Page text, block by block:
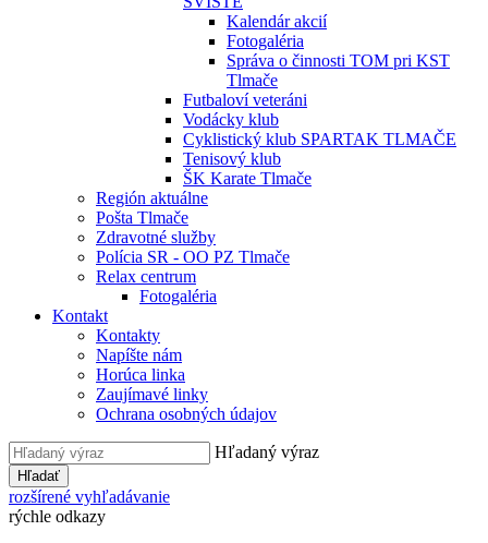
Kalendár akcií
Fotogaléria
Správa o činnosti TOM pri KST
Tlmače
Futbaloví veteráni
Vodácky klub
Cyklistický klub SPARTAK TLMAČE
Tenisový klub
ŠK Karate Tlmače
Región aktuálne
Pošta Tlmače
Zdravotné služby
Polícia SR - OO PZ Tlmače
Relax centrum
Fotogaléria
Kontakt
Kontakty
Napíšte nám
Horúca linka
Zaujímavé linky
Ochrana osobných údajov
Hľadaný výraz
Hľadať
rozšírené vyhľadávanie
rýchle odkazy